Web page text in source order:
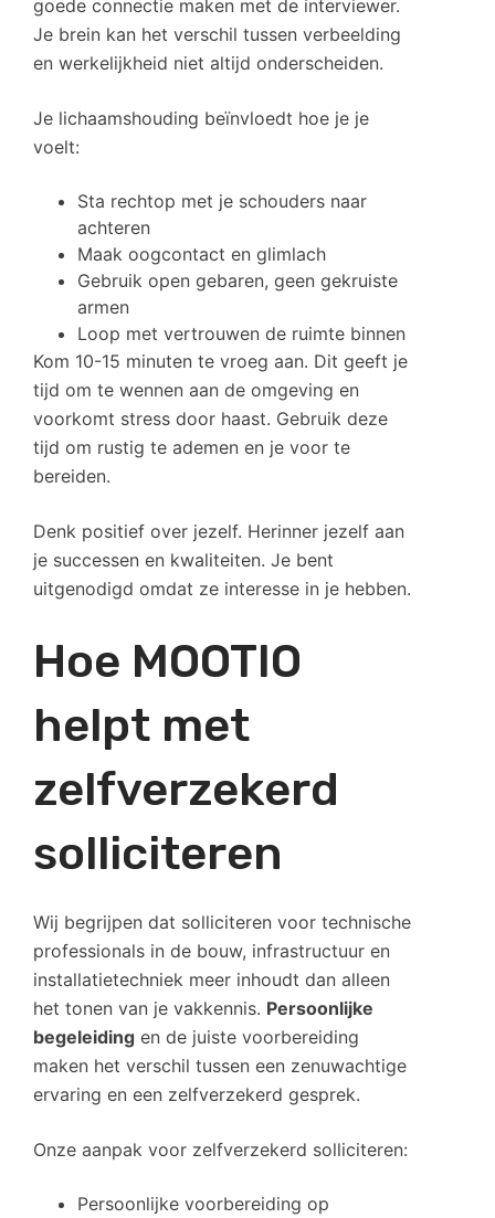
goede connectie maken met de interviewer.
Je brein kan het verschil tussen verbeelding
en werkelijkheid niet altijd onderscheiden.
Je lichaamshouding beïnvloedt hoe je je
voelt:
Sta rechtop met je schouders naar
achteren
Maak oogcontact en glimlach
Gebruik open gebaren, geen gekruiste
armen
Loop met vertrouwen de ruimte binnen
Kom 10-15 minuten te vroeg aan. Dit geeft je
tijd om te wennen aan de omgeving en
voorkomt stress door haast. Gebruik deze
tijd om rustig te ademen en je voor te
bereiden.
Denk positief over jezelf. Herinner jezelf aan
je successen en kwaliteiten. Je bent
uitgenodigd omdat ze interesse in je hebben.
Hoe MOOTIO
helpt met
zelfverzekerd
solliciteren
Wij begrijpen dat solliciteren voor technische
professionals in de bouw, infrastructuur en
installatietechniek meer inhoudt dan alleen
het tonen van je vakkennis. Persoonlijke
begeleiding en de juiste voorbereiding
maken het verschil tussen een zenuwachtige
ervaring en een zelfverzekerd gesprek.
Onze aanpak voor zelfverzekerd solliciteren:
Persoonlijke voorbereiding op